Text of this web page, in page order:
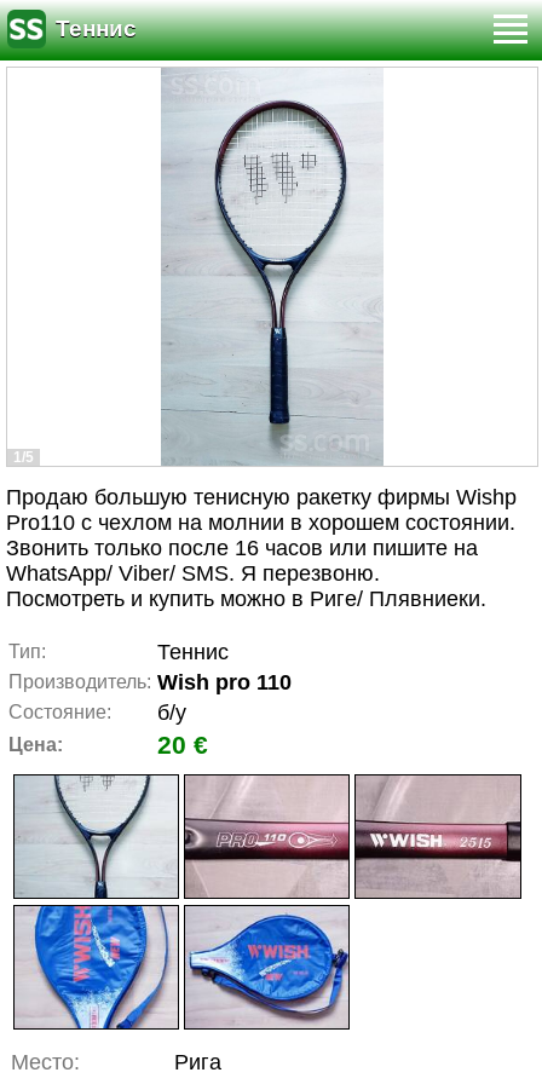
Теннис
1/5
Продаю большую тенисную ракетку фирмы Wishp
Pro110 с чехлом на молнии в хорошем состоянии.
Звонить только после 16 часов или пишите на
WhatsApp/ Viber/ SMS. Я перезвоню.
Посмотреть и купить можно в Риге/ Плявниеки.
Тип: Теннис
Производитель: Wish pro 110
Состояние: б/у
Цена: 20 €
Место: Рига